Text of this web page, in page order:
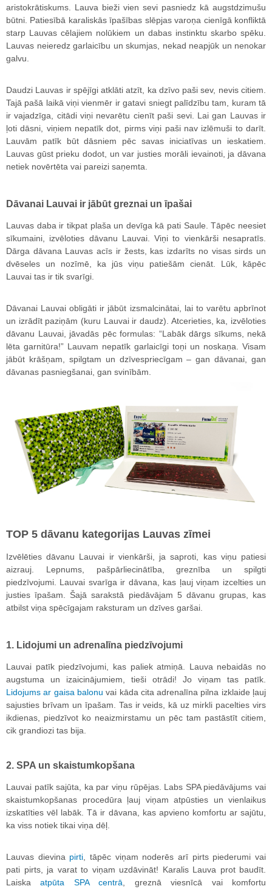
aristokrātiskums. Lauva bieži vien sevi pasniedz kā augstdzimušu
būtni. Patiesībā karaliskās īpašības slēpjas varoņa cienīgā konfliktā
starp Lauvas cēlajiem nolūkiem un dabas instinktu skarbo spēku.
Lauvas neieredz garlaicību un skumjas, nekad neapjūk un nenokar
galvu.
Daudzi Lauvas ir spējīgi atklāti atzīt, ka dzīvo paši sev, nevis citiem.
Tajā pašā laikā viņi vienmēr ir gatavi sniegt palīdzību tam, kuram tā
ir vajadzīga, citādi viņi nevarētu cienīt paši sevi. Lai gan Lauvas ir
ļoti dāsni, viņiem nepatīk dot, pirms viņi paši nav izlēmuši to darīt.
Lauvām patīk būt dāsniem pēc savas iniciatīvas un ieskatiem.
Lauvas gūst prieku dodot, un var justies morāli ievainoti, ja dāvana
netiek novērtēta vai pareizi saņemta.
Dāvanai Lauvai ir jābūt greznai un īpašai
Lauvas daba ir tikpat plaša un devīga kā pati Saule. Tāpēc neesiet
sīkumaini, izvēloties dāvanu Lauvai. Viņi to vienkārši nesapratīs.
Dārga dāvana Lauvas acīs ir žests, kas izdarīts no visas sirds un
dvēseles un nozīmē, ka jūs viņu patiešām cienāt. Lūk, kāpēc
Lauvai tas ir tik svarīgi.
Dāvanai Lauvai obligāti ir jābūt izsmalcinātai, lai to varētu apbrīnot
un izrādīt paziņām (kuru Lauvai ir daudz). Atcerieties, ka, izvēloties
dāvanu Lauvai, jāvadās pēc formulas: “Labāk dārgs sīkums, nekā
lēta garnitūra!” Lauvam nepatīk garlaicīgi toņi un noskaņa. Visam
jābūt krāšņam, spilgtam un dzīvespriecīgam – gan dāvanai, gan
dāvanas pasniegšanai, gan svinībām.
TOP 5 dāvanu kategorijas Lauvas zīmei
Izvēlēties dāvanu Lauvai ir vienkārši, ja saproti, kas viņu patiesi
aizrauj. Lepnums, pašpārliecinātība, greznība un spilgti
piedzīvojumi. Lauvai svarīga ir dāvana, kas ļauj viņam izcelties un
justies īpašam. Šajā sarakstā piedāvājam 5 dāvanu grupas, kas
atbilst viņa spēcīgajam raksturam un dzīves garšai.
1. Lidojumi un adrenalīna piedzīvojumi
Lauvai patīk piedzīvojumi, kas paliek atmiņā. Lauva nebaidās no
augstuma un izaicinājumiem, tieši otrādi! Jo viņam tas patīk.
Lidojums ar gaisa balonu vai kāda cita adrenalīna pilna izklaide ļauj
sajusties brīvam un īpašam. Tas ir veids, kā uz mirkli pacelties virs
ikdienas, piedzīvot ko neaizmirstamu un pēc tam pastāstīt citiem,
cik grandiozi tas bija.
2. SPA un skaistumkopšana
Lauvai patīk sajūta, ka par viņu rūpējas. Labs SPA piedāvājums vai
skaistumkopšanas procedūra ļauj viņam atpūsties un vienlaikus
izskatīties vēl labāk. Tā ir dāvana, kas apvieno komfortu ar sajūtu,
ka viss notiek tikai viņa dēļ.
Lauvas dievina pirti , tāpēc viņam noderēs arī pirts piederumi vai
pati pirts, ja varat to viņam uzdāvināt! Karalis Lauva prot baudīt.
Laiskaatpūta SPA centrā , greznā viesnīcā vai komfortu